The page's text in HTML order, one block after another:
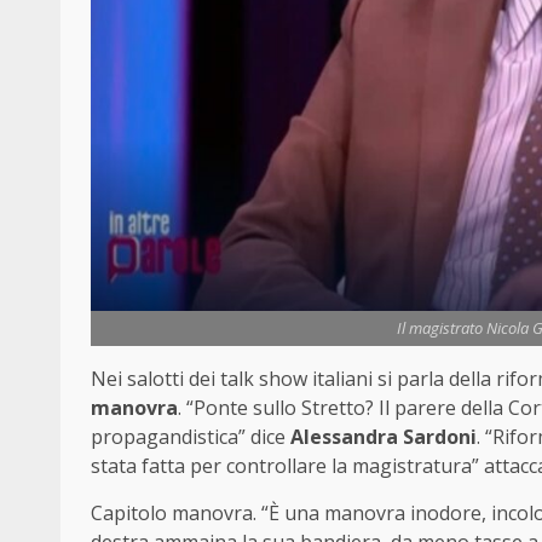
Il magistrato Nicola
Nei salotti dei talk show italiani si parla della
manovra. “Ponte sullo Stretto? Il parere della
propagandistica” dice Alessandra Sardoni.
stata fatta per controllare la magistratura”
Capitolo manovra. “È una manovra inodore,